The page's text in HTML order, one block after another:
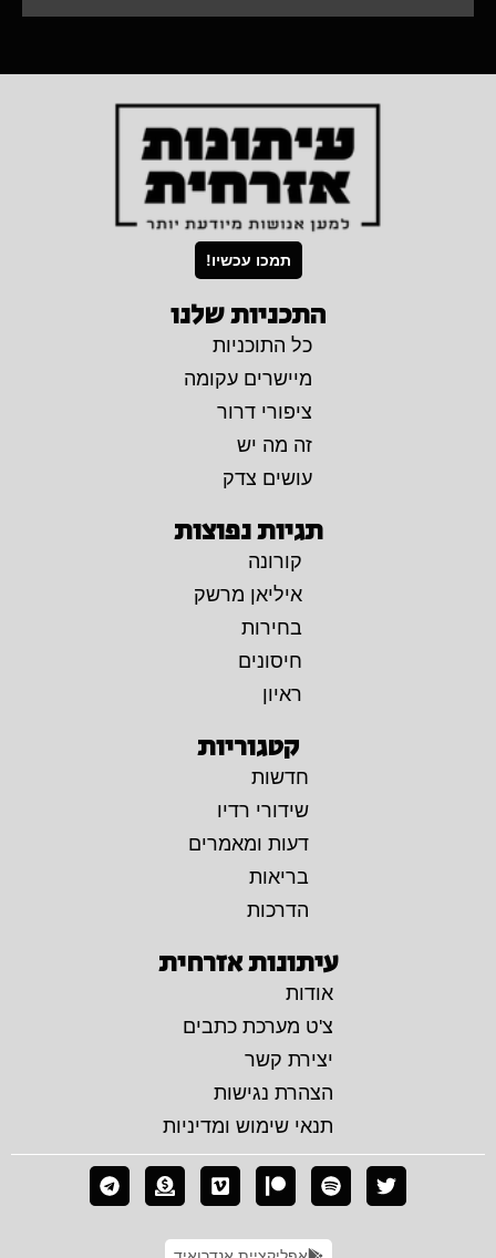
תמכו עכשיו!
התכניות שלנו
כל התוכניות
מיישרים עקומה
ציפורי דרור
זה מה יש
עושים צדק
תגיות נפוצות
קורונה
איליאן מרשק
בחירות
חיסונים
ראיון
קטגוריות
חדשות
שידורי רדיו
דעות ומאמרים
בריאות
הדרכות
עיתונות אזרחית
אודות
צ'ט מערכת כתבים
יצירת קשר
הצהרת נגישות
תנאי שימוש ומדיניות